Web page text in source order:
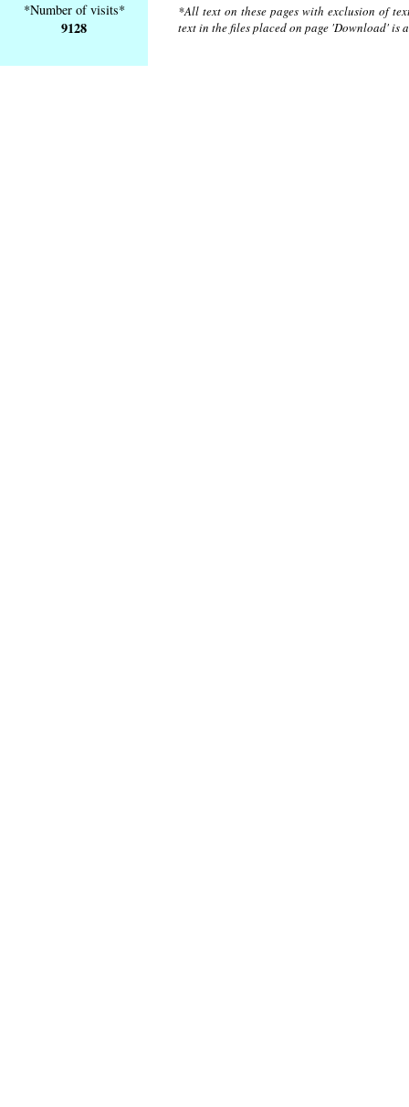
*Number of visits*
9128
*All text on these pages with exclusion of
text in the files placed on page 'Download'